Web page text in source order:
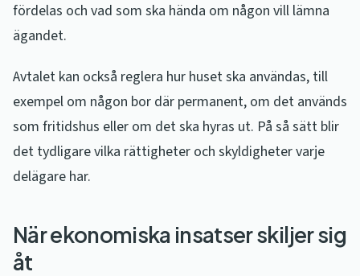
fördelas och vad som ska hända om någon vill lämna
ägandet.
Avtalet kan också reglera hur huset ska användas, till
exempel om någon bor där permanent, om det används
som fritidshus eller om det ska hyras ut. På så sätt blir
det tydligare vilka rättigheter och skyldigheter varje
delägare har.
När ekonomiska insatser skiljer sig
åt